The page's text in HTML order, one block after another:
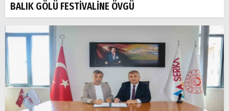
BALIK GÖLÜ FESTİVALİNE ÖVGÜ